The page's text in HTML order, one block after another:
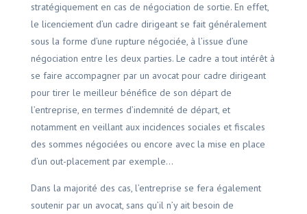
stratégiquement en cas de négociation de sortie. En effet,
le licenciement d’un cadre dirigeant se fait généralement
sous la forme d’une rupture négociée, à l’issue d’une
négociation entre les deux parties. Le cadre a tout intérêt à
se faire accompagner par un avocat pour cadre dirigeant
pour tirer le meilleur bénéfice de son départ de
l’entreprise, en termes d’indemnité de départ, et
notamment en veillant aux incidences sociales et fiscales
des sommes négociées ou encore avec la mise en place
d’un out-placement par exemple…
Dans la majorité des cas, l’entreprise se fera également
soutenir par un avocat, sans qu’il n’y ait besoin de